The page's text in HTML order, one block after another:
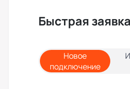
Быстрая заявка
Новое
подключение